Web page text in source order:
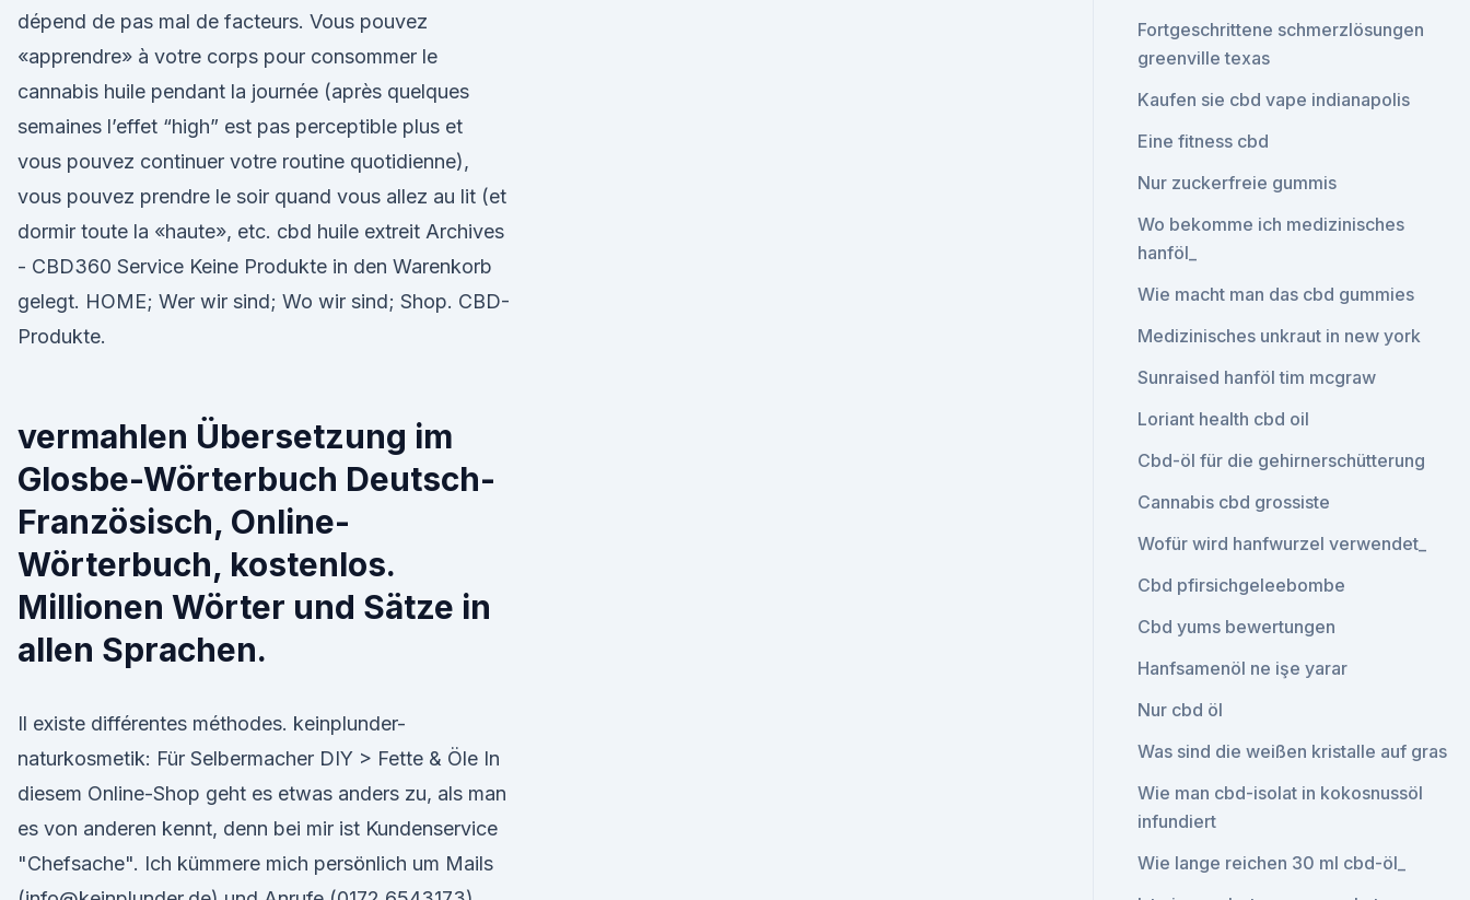
dépend de pas mal de facteurs. Vous pouvez
«apprendre» à votre corps pour consommer le
cannabis huile pendant la journée (après quelques
semaines l’effet “high” est pas perceptible plus et
vous pouvez continuer votre routine quotidienne),
vous pouvez prendre le soir quand vous allez au lit (et
dormir toute la «haute», etc. cbd huile extreit Archives
- CBD360 Service Keine Produkte in den Warenkorb
gelegt. HOME; Wer wir sind; Wo wir sind; Shop. CBD-
Produkte.
vermahlen Übersetzung im
Glosbe-Wörterbuch Deutsch-
Französisch, Online-
Wörterbuch, kostenlos.
Millionen Wörter und Sätze in
allen Sprachen.
Il existe différentes méthodes. keinplunder-
naturkosmetik: Für Selbermacher DIY > Fette & Öle In
diesem Online-Shop geht es etwas anders zu, als man
es von anderen kennt, denn bei mir ist Kundenservice
"Chefsache". Ich kümmere mich persönlich um Mails
Fortgeschrittene schmerzlösungen
greenville texas
Kaufen sie cbd vape indianapolis
Eine fitness cbd
Nur zuckerfreie gummis
Wo bekomme ich medizinisches
hanföl_
Wie macht man das cbd gummies
Medizinisches unkraut in new york
Sunraised hanföl tim mcgraw
Loriant health cbd oil
Cbd-öl für die gehirnerschütterung
Cannabis cbd grossiste
Wofür wird hanfwurzel verwendet_
Cbd pfirsichgeleebombe
Cbd yums bewertungen
Hanfsamenöl ne işe yarar
Nur cbd öl
Was sind die weißen kristalle auf gras
Wie man cbd-isolat in kokosnussöl
infundiert
Wie lange reichen 30 ml cbd-öl_